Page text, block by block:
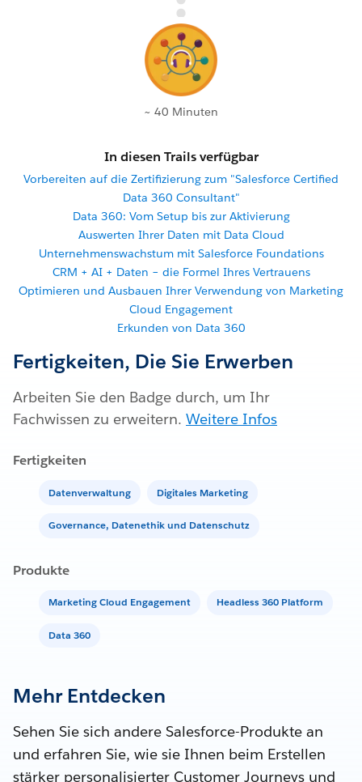
~ 40 Minuten
In diesen Trails verfügbar
Vorbereiten auf die Zertifizierung zum "Salesforce Certified
Data 360 Consultant"
Data 360: Vom Setup bis zur Aktivierung
Auswerten Ihrer Daten mit Data Cloud
Unternehmenswachstum mit Salesforce Foundations
CRM + AI + Daten – die Formel Ihres Vertrauens
Optimieren und Ausbauen Ihrer Verwendung von Marketing
Cloud Engagement
Erkunden von Data 360
Fertigkeiten, Die Sie Erwerben
Arbeiten Sie den Badge durch, um Ihr
Fachwissen zu erweitern. Weitere Infos
Fertigkeiten
Datenverwaltung Digitales Marketing
Governance, Datenethik und Datenschutz
Produkte
Marketing Cloud Engagement Headless 360 Platform
Data 360
Mehr Entdecken
Sehen Sie sich andere Salesforce-Produkte an
und erfahren Sie, wie sie Ihnen beim Erstellen
stärker personalisierter Customer Journeys und